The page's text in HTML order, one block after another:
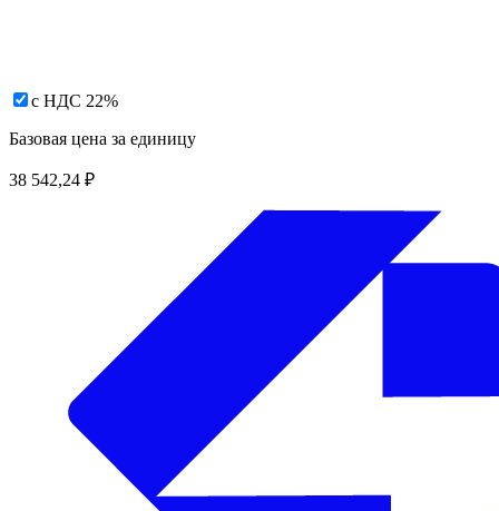
с НДС 22%
Базовая цена за единицу
38 542,24 ₽